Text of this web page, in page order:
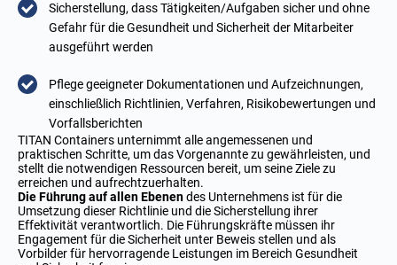
Sicherstellung, dass Tätigkeiten/Aufgaben sicher und ohne
Gefahr für die Gesundheit und Sicherheit der Mitarbeiter
ausgeführt werden
Pflege geeigneter Dokumentationen und Aufzeichnungen,
einschließlich Richtlinien, Verfahren, Risikobewertungen und
Vorfallsberichten
TITAN Containers unternimmt alle angemessenen und
praktischen Schritte, um das Vorgenannte zu gewährleisten, und
stellt die notwendigen Ressourcen bereit, um seine Ziele zu
erreichen und aufrechtzuerhalten.
Die Führung auf allen Ebenendes Unternehmens ist für die
Umsetzung dieser Richtlinie und die Sicherstellung ihrer
Effektivität verantwortlich. Die Führungskräfte müssen ihr
Engagement für die Sicherheit unter Beweis stellen und als
Vorbilder für hervorragende Leistungen im Bereich Gesundheit